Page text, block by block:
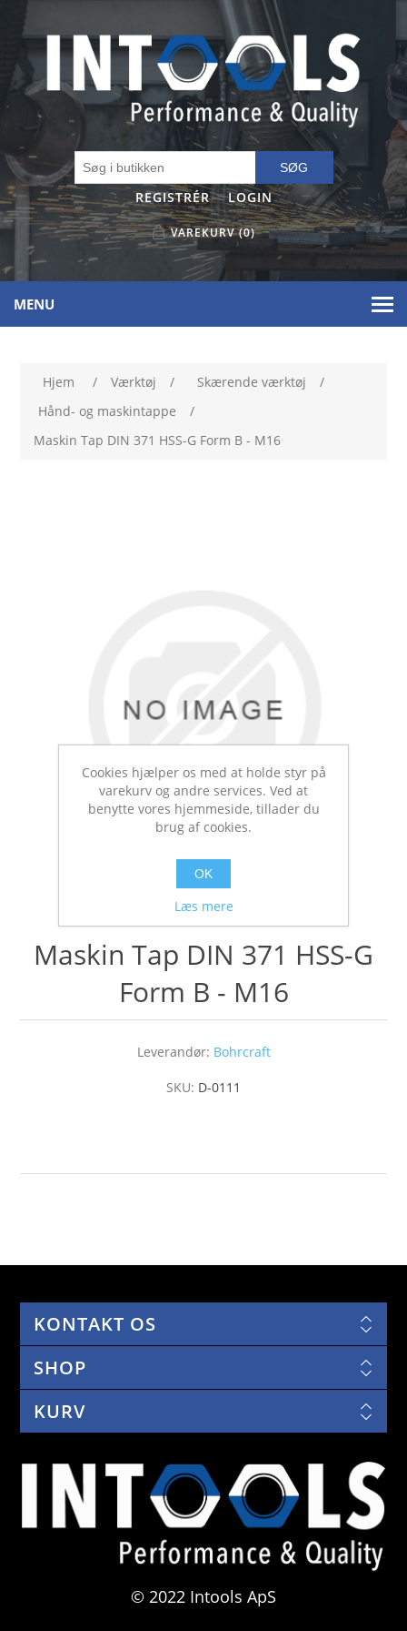
SØG
REGISTRÉR LOGIN
VAREKURV (0)
MENU
Hjem / Værktøj / Skærende værktøj
/
Hånd- og maskintappe
/
Maskin Tap DIN 371 HSS-G Form B - M16
Maskin Tap DIN 371 HSS-G
Form B - M16
Leverandør: Bohrcraft
SKU: D-0111
KONTAKT OS
SHOP
KURV
© 2022 Intools ApS
Cookies hjælper os med at holde styr på
varekurv og andre services. Ved at
benytte vores hjemmeside, tillader du
brug af cookies.
OK
Læs mere